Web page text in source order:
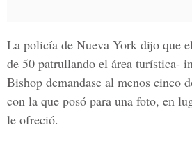
La policía de Nueva York dijo que
de 50 patrullando el área turística-
Bishop demandase al menos cinco
con la que posó para una foto, en
le ofreció.